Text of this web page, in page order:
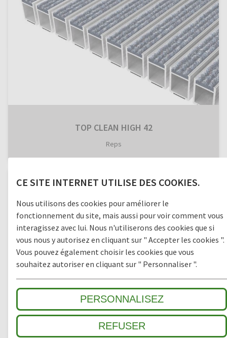
CE SITE INTERNET UTILISE DES COOKIES.
Nous utilisons des cookies pour améliorer le
fonctionnement du site, mais aussi pour voir comment vous
interagissez avec lui. Nous n'utiliserons des cookies que si
vous nous y autorisez en cliquant sur " Accepter les cookies ".
Vous pouvez également choisir les cookies que vous
souhaitez autoriser en cliquant sur " Personnaliser ".
PERSONNALISEZ
REFUSER
TOP CLEAN HIGH 42
Reps
TOP CLEAN HIGH 42